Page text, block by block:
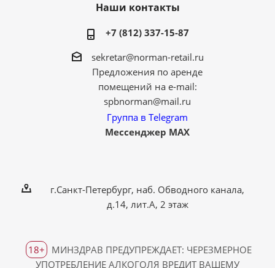
Наши контакты
+7 (812) 337-15-87
sekretar@norman-retail.ru
Предложения по аренде
помещений на e-mail:
spbnorman@mail.ru
Группа в Telegram
Мессенджер MAX
г.Санкт-Петербург, наб. Обводного канала,
д.14, лит.А, 2 этаж
18+
МИНЗДРАВ ПРЕДУПРЕЖДАЕТ: ЧЕРЕЗМЕРНОЕ
УПОТРЕБЛЕНИЕ АЛКОГОЛЯ ВРЕДИТ ВАШЕМУ